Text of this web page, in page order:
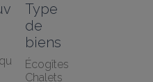
Type
de
biens
Écogîtes
Chalets